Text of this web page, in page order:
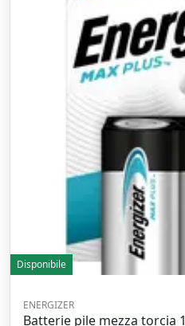
Disponibile
ENERGIZER
Batterie pile mezza torcia